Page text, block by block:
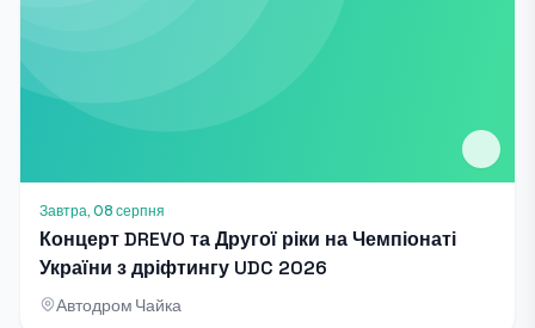
Завтра, 08 серпня
Концерт DREVO та Другої ріки на Чемпіонаті
України з дріфтингу UDC 2026
Автодром Чайка